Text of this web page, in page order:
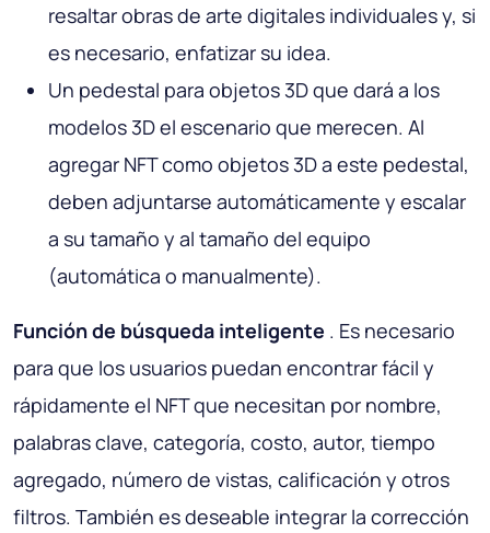
resaltar obras de arte digitales individuales y, si
es necesario, enfatizar su idea.
Un pedestal para objetos 3D que dará a los
modelos 3D el escenario que merecen. Al
agregar NFT como objetos 3D a este pedestal,
deben adjuntarse automáticamente y escalar
a su tamaño y al tamaño del equipo
(automática o manualmente).
Función de búsqueda inteligente . Es necesario
para que los usuarios puedan encontrar fácil y
rápidamente el NFT que necesitan por nombre,
palabras clave, categoría, costo, autor, tiempo
agregado, número de vistas, calificación y otros
filtros. También es deseable integrar la corrección